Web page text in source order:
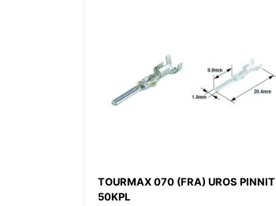
TOURMAX 070 (FRA) UROS PINNIT
50KPL